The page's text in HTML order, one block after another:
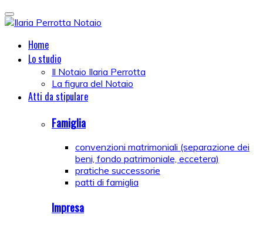
Home
Lo studio
Il Notaio Ilaria Perrotta
La figura del Notaio
Atti da stipulare
Famiglia
convenzioni matrimoniali (separazione dei
beni, fondo patrimoniale, eccetera)
pratiche successorie
patti di famiglia
Impresa